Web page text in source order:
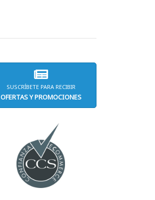
SUSCRÍBETE PARA RECIBIR
OFERTAS Y PROMOCIONES